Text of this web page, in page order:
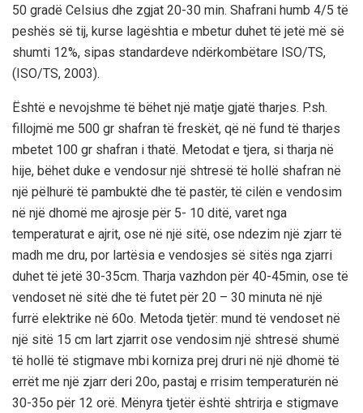
50 gradë Celsius dhe zgjat 20-30 min. Shafrani humb 4/5 të
peshës së tij, kurse lagështia e mbetur duhet të jetë më së
shumti 12%, sipas standardeve ndërkombëtare ISO/TS,
(ISO/TS, 2003).
Është e nevojshme të bëhet një matje gjatë tharjes. P.sh.
fillojmë me 500 gr shafran të freskët, që në fund të tharjes
mbetet 100 gr shafran i thatë. Metodat e tjera, si tharja në
hije, bëhet duke e vendosur një shtresë të hollë shafran në
një pëlhurë të pambuktë dhe të pastër, të cilën e vendosim
në një dhomë me ajrosje për 5- 10 ditë, varet nga
temperaturat e ajrit, ose në një sitë, ose ndezim një zjarr të
madh me dru, por lartësia e vendosjes së sitës nga zjarri
duhet të jetë 30-35cm. Tharja vazhdon për 40-45min, ose të
vendoset në sitë dhe të futet për 20 – 30 minuta në një
furrë elektrike në 60o. Metoda tjetër: mund të vendoset në
një sitë 15 cm lart zjarrit ose vendosim një shtresë shumë
të hollë të stigmave mbi korniza prej druri në një dhomë të
errët me një zjarr deri 20o, pastaj e rrisim temperaturën në
30-35o për 12 orë. Mënyra tjetër është shtrirja e stigmave